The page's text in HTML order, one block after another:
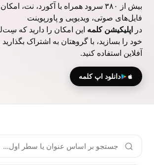
بیش از ۳۸۰ سرود همراه با آکورد، نت،
فایل‌های صوتی، ویدیویی و پاورپوینت
در اپلیکیشن کلمه این امکان را دارید که
خود را بسازید، با گروهتان به اشتراک
آفلاین استفاده کنید.
دانلود اپ کلمه